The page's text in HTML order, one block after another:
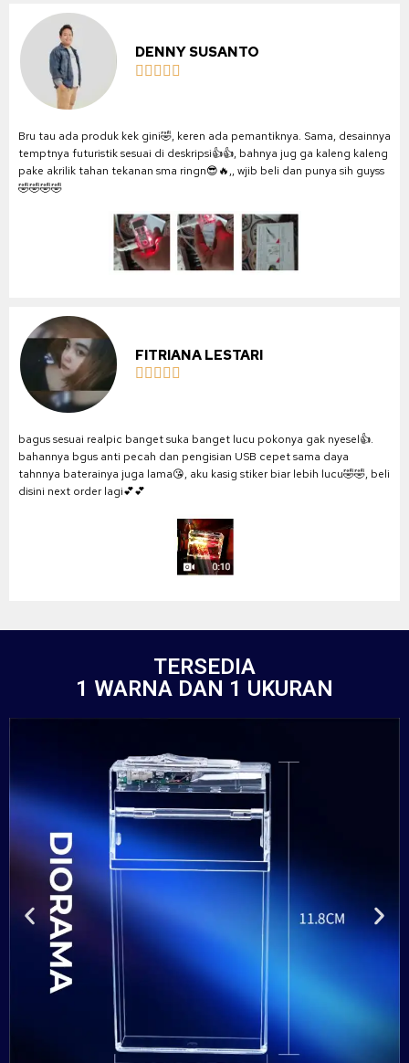
DENNY SUSANTO
    
Bru tau ada produk kek gini🤣, keren ada pemantiknya. Sama, desainnya
temptnya futuristik sesuai di deskripsi👍👍, bahnya jug ga kaleng kaleng
pake akrilik tahan tekanan sma ringn😎🔥,, wjib beli dan punya sih guyss
🤣🤣🤣🤣
FITRIANA LESTARI
    
bagus sesuai realpic banget suka banget lucu pokonya gak nyesel👍.
bahannya bgus anti pecah dan pengisian USB cepet sama daya
tahnnya baterainya juga lama😘, aku kasig stiker biar lebih lucu🤣🤣, beli
disini next order lagi💕💕
TERSEDIA
1 WARNA DAN 1 UKURAN